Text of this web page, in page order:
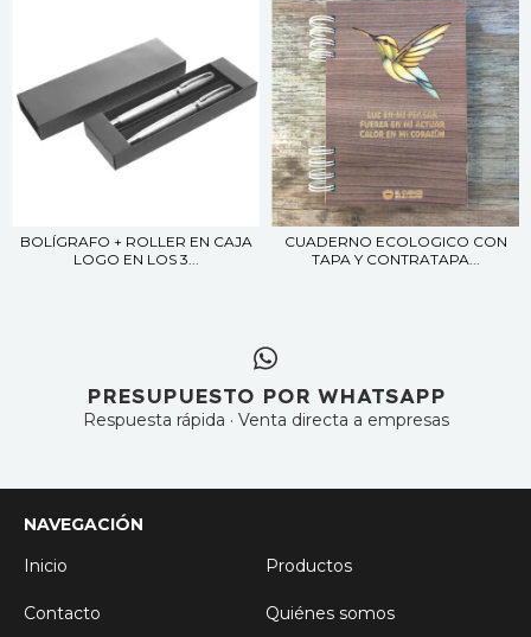
BOLÍGRAFO + ROLLER EN CAJA
LOGO EN LOS 3...
CUADERNO ECOLOGICO CON
TAPA Y CONTRATAPA...
PRESUPUESTO POR WHATSAPP
Respuesta rápida · Venta directa a empresas
NAVEGACIÓN
Inicio
Productos
Contacto Quiénes somos